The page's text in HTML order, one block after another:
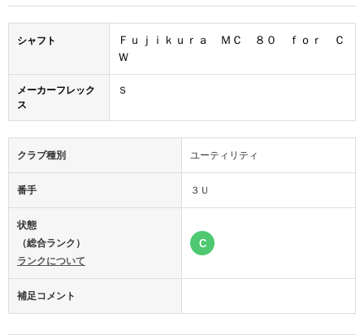
シャフト
Ｆｕｊｉｋｕｒａ ＭＣ ８０ ｆｏｒ Ｃ
Ｗ
メーカーフレック
ス
Ｓ
クラブ種別 ユーティリティ
番手 ３Ｕ
状態
（総合ランク）
ランクについて
C
補足コメント